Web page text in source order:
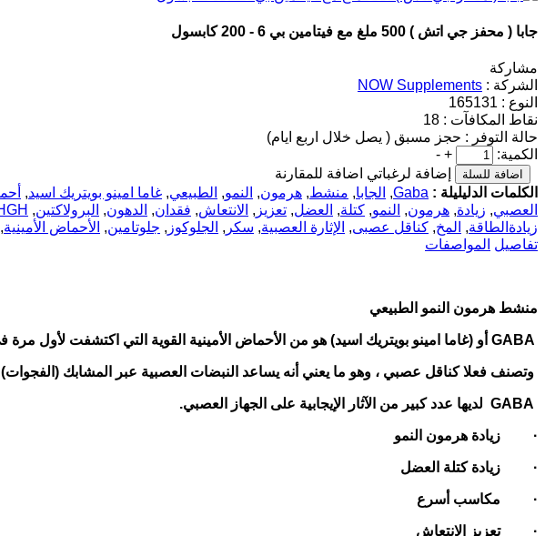
جابا ( محفز جي اتش ) 500 ملغ مع فيتامين بي 6 - 200 كابسول
مشاركة
الشركة : NOW Supplements
النوع :
نقاط المكافآت :
حالة التوفر : حجز مسبق ( يصل خلال اربع ايام)
الكمية:
+
-
إضافة لرغباتي اضافة للمقارنة
الكلمات الدليليلة : Gaba
, الجابا, منشط, هرمون, النمو, الطبيعي, غاما امينو بويتريك اسيد,
العصبي, زيادة, هرمون, النمو, كتلة, العضل, تعزيز , الانتعاش, فقدان, الدهون, البرولاكتين,
زيادةالطاقة, المخ, كناقل عصبى, الإثارة العصبية, سكر , الجلوكوز , جلوتامين, الأحماض الأمينية,
تفاصيل المواصفات
منشط هرمون النمو الطبيعي
GABA أو (غاما امينو بويتريك اسيد) هو من الأحماض الأمينية القوية التي اكتشفت لأول مرة في عام 1883
وتصنف فعلا كناقل عصبي ، وهو ما يعني أنه يساعد النبضات العصبية عبر المشابك
GABA لديها عدد كبير من الآثار الإيجابية على الجهاز العصبي.
· زيادة هرمون النمو
· زيادة كتلة العضل
· مكاسب أسرع
·تعزيز الانتعاش